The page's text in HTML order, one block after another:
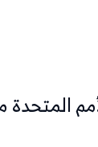
المتحدة